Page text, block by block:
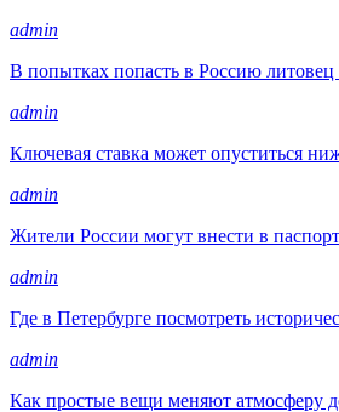
admin
В попытках попасть в Россию
admin
Ключевая ставка может опуститься
admin
Жители России могут внести в
admin
Где в Петербурге посмотреть
admin
Как простые вещи меняют атмосферу